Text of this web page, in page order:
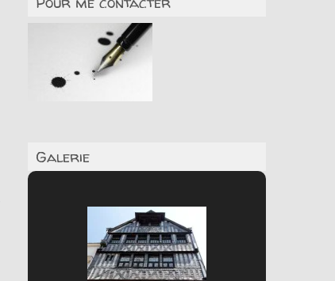
Galerie